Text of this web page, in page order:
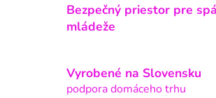
i
v
k
Bezpečný priestor pre
mládeže
Vyrobené na Slovensku
podpora domáceho trhu